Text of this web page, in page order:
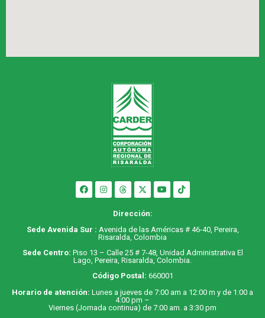
Dirección:
Sede Avenida Sur : Avenida de las Américas # 46-40, Pereira,
Risaralda, Colombia
Sede Centro: Piso 13 – Calle 25 # 7-48, Unidad Administrativa El
Lago, Pereira, Risaralda, Colombia.
Código Postal: 660001
Horario de atención: Lunes a jueves de 7:00 am a 12:00 m y de 1:00 a
4:00 pm –
Viernes (Jornada continua) de 7:00 am. a 3:30 pm